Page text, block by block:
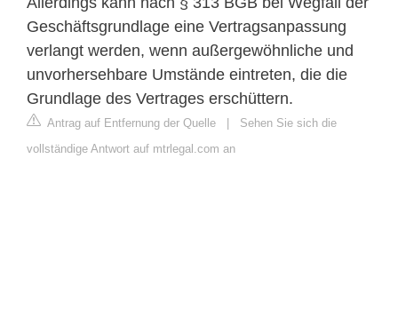
Geschäftsgrundlage eine Vertragsanpassung
verlangt werden, wenn außergewöhnliche und
unvorhersehbare Umstände eintreten, die die
Grundlage des Vertrages erschüttern.
Antrag auf Entfernung der Quelle | Sehen Sie sich die
vollständige Antwort auf mtrlegal.com an